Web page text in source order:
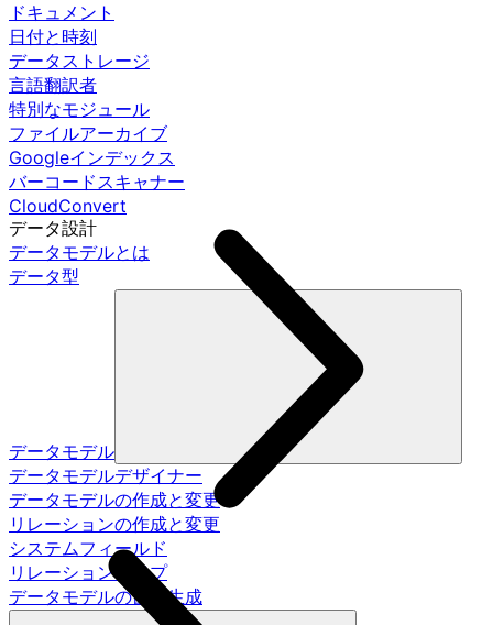
ドキュメント
日付と時刻
データストレージ
言語翻訳者
特別なモジュール
ファイルアーカイブ
Googleインデックス
バーコードスキャナー
CloudConvert
データ設計
データモデルとは
データ型
データモデル
データモデルデザイナー
データモデルの作成と変更
リレーションの作成と変更
システムフィールド
リレーションタイプ
データモデルの自動生成